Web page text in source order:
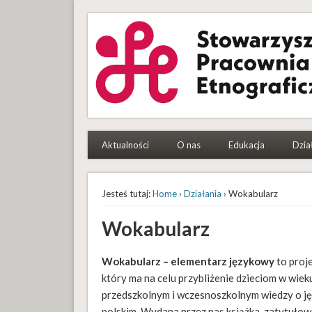
Stowarzyszenie
To etnografki i etnografowie, którym się chce
Aktualności O nas Edukacja
Jesteś tutaj:Home› Działania › Wokabularz
Wokabularz
Wokabularz – elementarz językowyto
który ma na celu przybliżenie dzieciom w
przedszkolnym i wczesnoszkolnym wiedzy o